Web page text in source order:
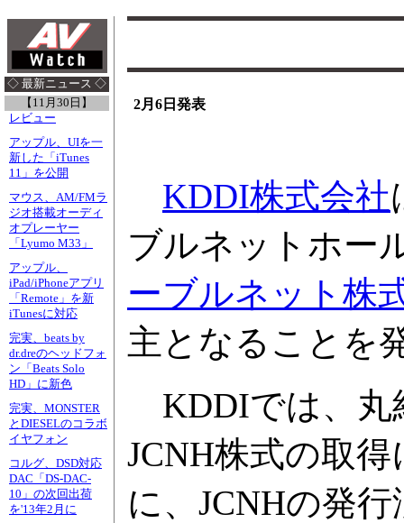
◇ 最新ニュース ◇
【11月30日】
レビュー
アップル、UIを一
新した「iTunes
11」を公開
マウス、AM/FMラ
ジオ搭載オーディ
オプレーヤー
「Lyumo M33」
アップル、
iPad/iPhoneアプリ
「Remote」を新
iTunesに対応
完実、beats by
dr.dreのヘッドフォ
ン「Beats Solo
HD」に新色
完実、MONSTER
とDIESELのコラボ
イヤフォン
コルグ、DSD対応
DAC「DS-DAC-
10」の次回出荷
を'13年2月に
2月6日発表
KDDI株式会社
ブルネットホー
ーブルネット株
主となることを
KDDIでは、丸
JCNH株式の取
に、JCNHの発